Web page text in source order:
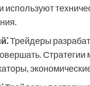
используют
Трейдеры